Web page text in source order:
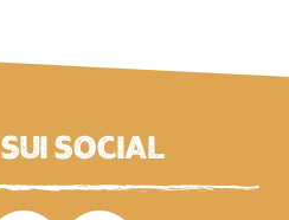
sui social